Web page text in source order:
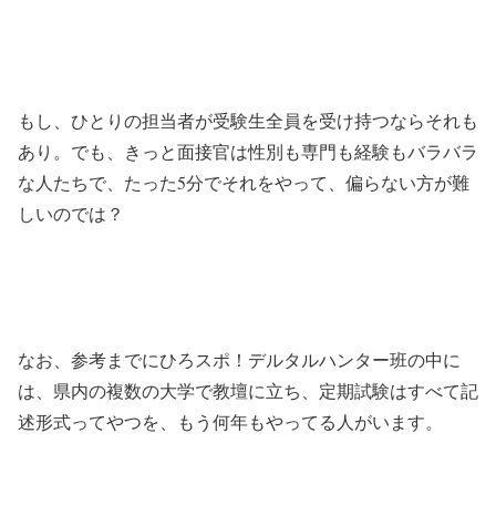
もし、ひとりの担当者が受験生全員を受け持つならそれも
あり。でも、きっと面接官は性別も専門も経験もバラバラ
な人たちで、たった5分でそれをやって、偏らない方が難
しいのでは？
なお、参考までにひろスポ！デルタルハンター班の中に
は、県内の複数の大学で教壇に立ち、定期試験はすべて記
述形式ってやつを、もう何年もやってる人がいます。